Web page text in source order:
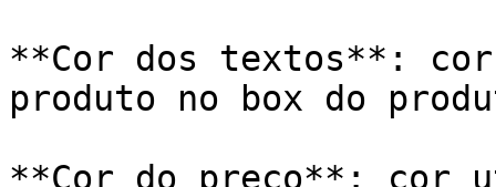
**Cor dos textos**:
produto no box do
**Cor do preço**: cor